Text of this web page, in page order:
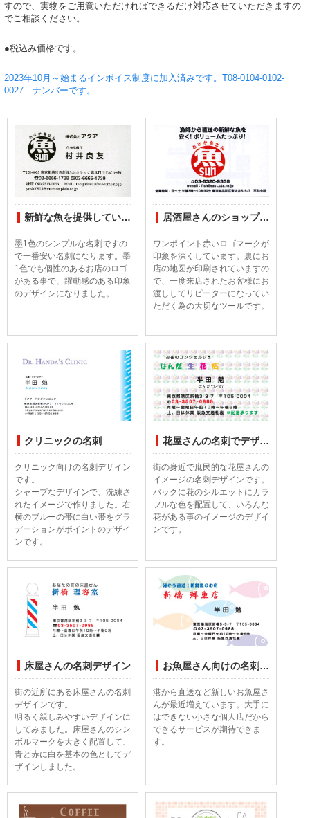
すので、実物をご用意いただければできるだけ対応させていただきますの
でご相談ください。
●税込み価格です。
2023年10月～始まるインボイス制度に加入済みです。T08-0104-0102-
0027 ナンバーです。
新鮮な魚を提供しているお店の名刺です
墨1色のシンプルな名刺ですの
で一番安い名刺になります。墨
1色でも個性のあるお店のロゴ
がある事で、躍動感のある印象
のデザインになりました。
居酒屋さんのショップカード
ワンポイント赤いロゴマークが
印象を深くしています。裏にお
店の地図が印刷されていますの
で、一度来店されたお客様にお
渡ししてリピーターになってい
ただく為の大切なツールです。
クリニックの名刺
クリニック向けの名刺デザイン
です。
シャープなデザインで、洗練さ
れたイメージで作りました。右
横のブルーの帯に白い帯をグラ
デーションがポイントのデザイ
ンです。
花屋さんの名刺でデザイン
街の身近で庶民的な花屋さんの
イメージの名刺デザインです。
バックに花のシルエットにカラ
フルな色を配置して、いろんな
花がある事のイメージのデザイ
ンです。
床屋さんの名刺デザイン
街の近所にある床屋さんの名刺
デザインです。
明るく親しみやすいデザインに
してみました。床屋さんのシン
ボルマークを大きく配置して、
青と赤に白を基本の色としてデ
ザインしました。
お魚屋さん向けの名刺デザイン
港から直送など新しいお魚屋さ
んが最近増えています。大手に
はできない小さな個人店だから
できるサービスが期待できま
す。